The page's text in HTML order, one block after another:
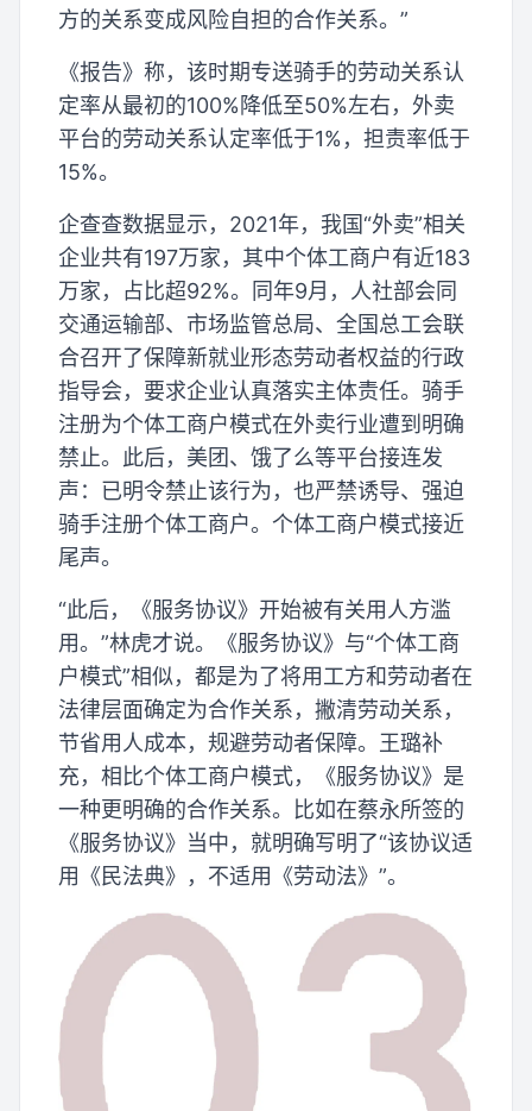
方的关系变成风险自担的合作关系。”
《报告》称，该时期专送骑手的劳动关系认
定率从最初的100%降低至50%左右，外卖
平台的劳动关系认定率低于1%，担责率低于
15%。
企查查数据显示，2021年，我国“外卖”相关
企业共有197万家，其中个体工商户有近183
万家，占比超92%。同年9月，人社部会同
交通运输部、市场监管总局、全国总工会联
合召开了保障新就业形态劳动者权益的行政
指导会，要求企业认真落实主体责任。骑手
注册为个体工商户模式在外卖行业遭到明确
禁止。此后，美团、饿了么等平台接连发
声：已明令禁止该行为，也严禁诱导、强迫
骑手注册个体工商户。个体工商户模式接近
尾声。
“此后，《服务协议》开始被有关用人方滥
用。”林虎才说。《服务协议》与“个体工商
户模式”相似，都是为了将用工方和劳动者在
法律层面确定为合作关系，撇清劳动关系，
节省用人成本，规避劳动者保障。王璐补
充，相比个体工商户模式，《服务协议》是
一种更明确的合作关系。比如在蔡永所签的
《服务协议》当中，就明确写明了“该协议适
用《民法典》，不适用《劳动法》”。